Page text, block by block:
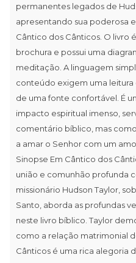
permanentes legados de
apresentando sua poderosa
Cântico dos Cânticos. O livro
brochura e possui uma
meditação. A linguagem
conteúdo exigem uma leitura
de uma fonte confortável. É
impacto espiritual imenso,
comentário bíblico, mas
a amar o Senhor com um
Sinopse Em Cântico dos
união e comunhão profunda
missionário Hudson Taylor,
Santo, aborda as profundas
neste livro bíblico. Taylor
como a relação matrimonial
Cânticos é uma rica alegoria